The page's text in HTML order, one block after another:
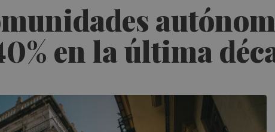
en la última